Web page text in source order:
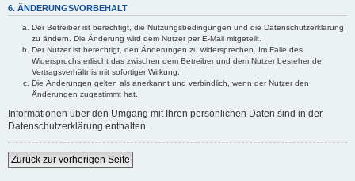
6. ÄNDERUNGSVORBEHALT
Der Betreiber ist berechtigt, die Nutzungsbedingungen und die Datenschutzerklärung
zu ändern. Die Änderung wird dem Nutzer per E-Mail mitgeteilt.
Der Nutzer ist berechtigt, den Änderungen zu widersprechen. Im Falle des
Widerspruchs erlischt das zwischen dem Betreiber und dem Nutzer bestehende
Vertragsverhältnis mit sofortiger Wirkung.
Die Änderungen gelten als anerkannt und verbindlich, wenn der Nutzer den
Änderungen zugestimmt hat.
Informationen über den Umgang mit Ihren persönlichen Daten sind in der
Datenschutzerklärung enthalten.
Zurück zur vorherigen Seite